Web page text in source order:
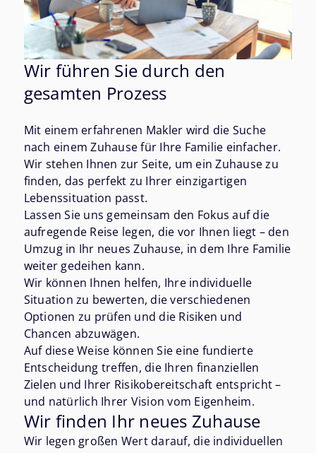
Wir führen Sie durch den
gesamten Prozess
Mit einem erfahrenen Makler wird die Suche
nach einem Zuhause für Ihre Familie einfacher.
Wir stehen Ihnen zur Seite, um ein Zuhause zu
finden, das perfekt zu Ihrer einzigartigen
Lebenssituation passt.
Lassen Sie uns gemeinsam den Fokus auf die
aufregende Reise legen, die vor Ihnen liegt – den
Umzug in Ihr neues Zuhause, in dem Ihre Familie
weiter gedeihen kann.
Wir können Ihnen helfen, Ihre individuelle
Situation zu bewerten, die verschiedenen
Optionen zu prüfen und die Risiken und
Chancen abzuwägen.
Auf diese Weise können Sie eine fundierte
Entscheidung treffen, die Ihren finanziellen
Zielen und Ihrer Risikobereitschaft entspricht –
und natürlich Ihrer Vision vom Eigenheim.
Wir finden Ihr neues Zuhause
Wir legen großen Wert darauf, die individuellen